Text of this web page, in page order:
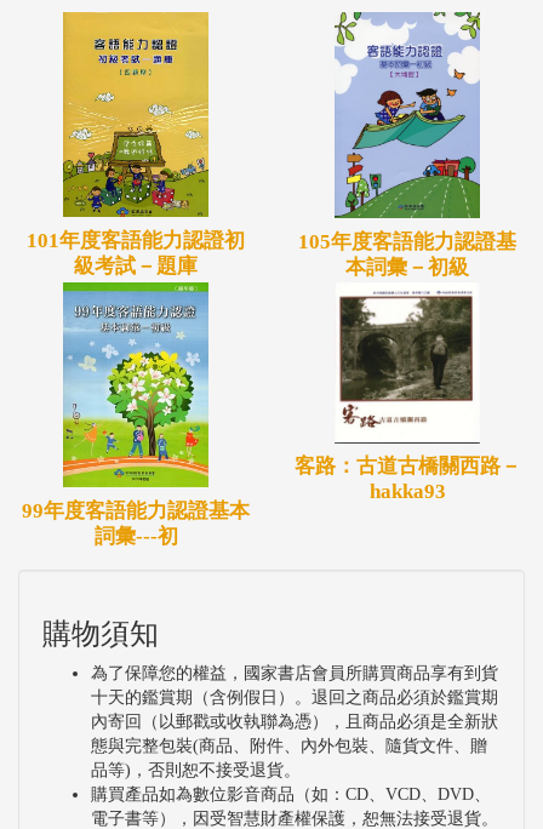
101年度客語能力認證初
級考試－題庫
105年度客語能力認證基
本詞彙－初級
99年度客語能力認證基本
詞彙---初
客路：古道古橋關西路－
hakka93
購物須知
為了保障您的權益，國家書店會員所購買商品享有到貨
十天的鑑賞期（含例假日）。退回之商品必須於鑑賞期
內寄回（以郵戳或收執聯為憑），且商品必須是全新狀
態與完整包裝(商品、附件、內外包裝、隨貨文件、贈
品等)，否則恕不接受退貨。
購買產品如為數位影音商品（如：CD、VCD、DVD、
電子書等），因受智慧財產權保護，恕無法接受退貨。